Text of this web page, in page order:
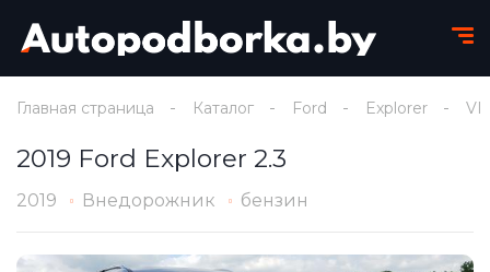
Главная страница Каталог Ford Explorer VI
2019 Ford Explorer 2.3
2019 Внедорожник бензин